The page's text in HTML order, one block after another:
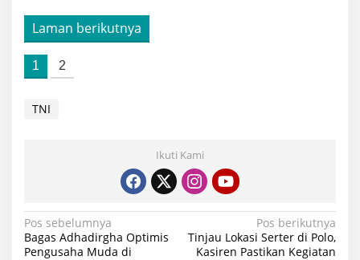
Laman berikutnya
1 2
TNI
Ikuti Kami
Navigasi
pos
Pos sebelumnya
Bagas Adhadirgha Optimis
Pengusaha Muda di
Pos berikutnya
Tinjau Lokasi Serter di Polo,
Kasiren Pastikan Kegiatan